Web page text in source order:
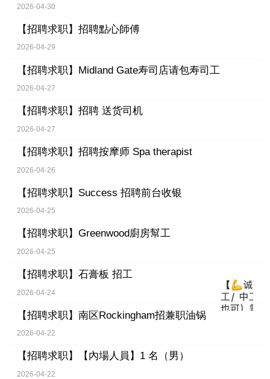
2026-04-30
【招聘求职】 招聘點心師傅
2026-04-29
【招聘求职】 Midland Gate寿司店请包寿司工
2026-04-27
【招聘求职】 招聘 送货司机
2026-04-27
【招聘求职】 招聘按摩师 Spa therapist
2026-04-26
【招聘求职】 Success 招聘前台收银
2026-04-25
【招聘求职】 Greenwood廚房幫工
2026-04-25
【招聘求职】 石膏板 招工
2026-04-24
【招聘求职】 南区Rockingham招兼职油锅
2026-04-22
【招聘求职】 【內場人員】1 名（男）
2026-04-22